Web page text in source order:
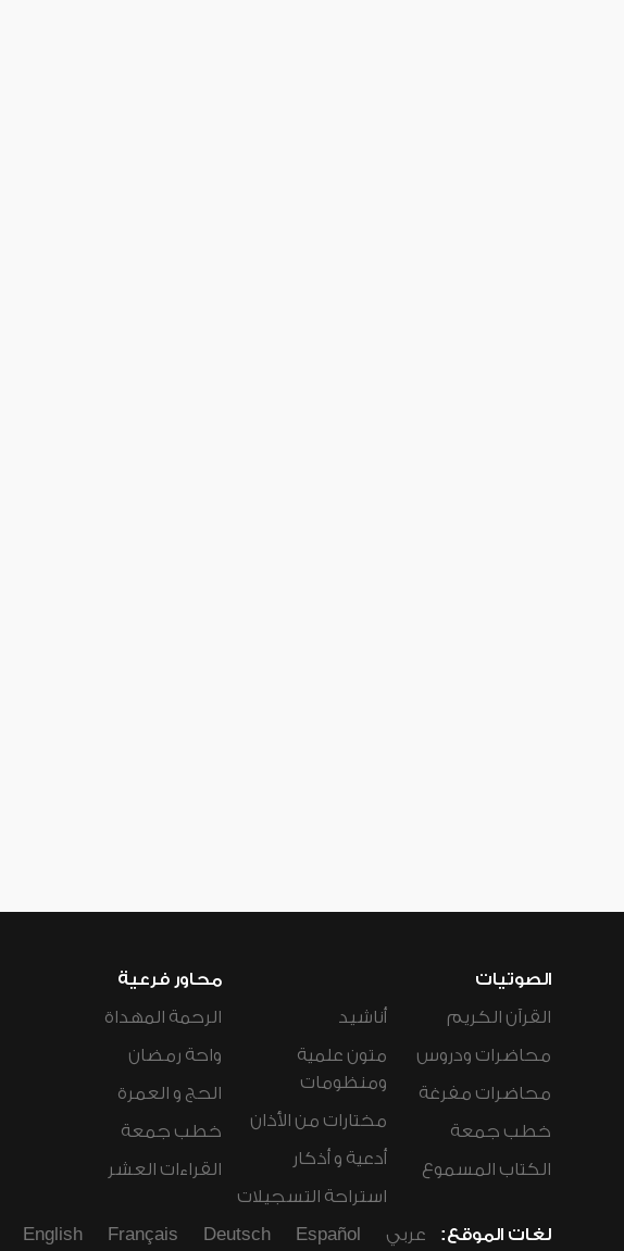
الصوتيات
القرآن الكريم
محاضرات ودروس
محاضرات مفرغة
خطب جمعة
الكتاب المسموع
أناشيد
متون علمية
ومنظومات
مختارات من الأذان
أدعية و أذكار
استراحة التسجيلات
محاور فرعية
الرحمة المهداة
واحة رمضان
الحج و العمرة
خطب جمعة
القراءات العشر
لغات الموقع: عربي Español
Deutsch
Français
English